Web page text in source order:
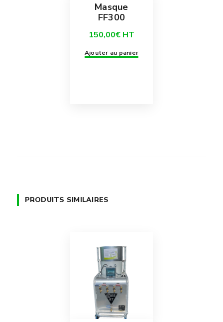
Masque
FF300
150,00€ HT
Ajouter au panier
PRODUITS SIMILAIRES